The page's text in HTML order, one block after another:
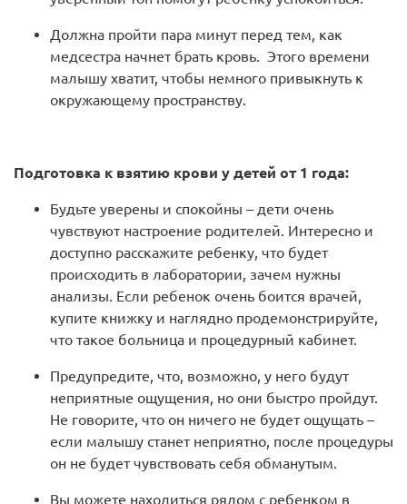
Должна пройти пара минут перед тем, как
медсестра начнет брать кровь. Этого времени
малышу хватит, чтобы немного привыкнуть к
окружающему пространству.
Подготовка к взятию крови у детей от 1 года:
Будьте уверены и спокойны – дети очень
чувствуют настроение родителей. Интересно и
доступно расскажите ребенку, что будет
происходить в лаборатории, зачем нужны
анализы. Если ребенок очень боится врачей,
купите книжку и наглядно продемонстрируйте,
что такое больница и процедурный кабинет.
Предупредите, что, возможно, у него будут
неприятные ощущения, но они быстро пройдут.
Не говорите, что он ничего не будет ощущать –
если малышу станет неприятно, после процедуры
он не будет чувствовать себя обманутым.
Вы можете находиться рядом с ребенком в